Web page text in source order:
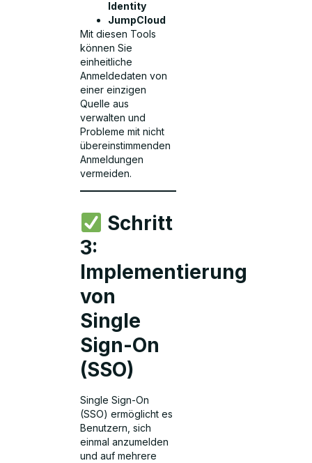
Identity
JumpCloud
Mit diesen Tools
können Sie
einheitliche
Anmeldedaten von
einer einzigen
Quelle aus
verwalten und
Probleme mit nicht
übereinstimmenden
Anmeldungen
vermeiden.
Schritt
3:
Implementierung
von
Single
Sign-On
(SSO)
Single Sign-On
(SSO) ermöglicht es
Benutzern, sich
einmal anzumelden
und auf mehrere